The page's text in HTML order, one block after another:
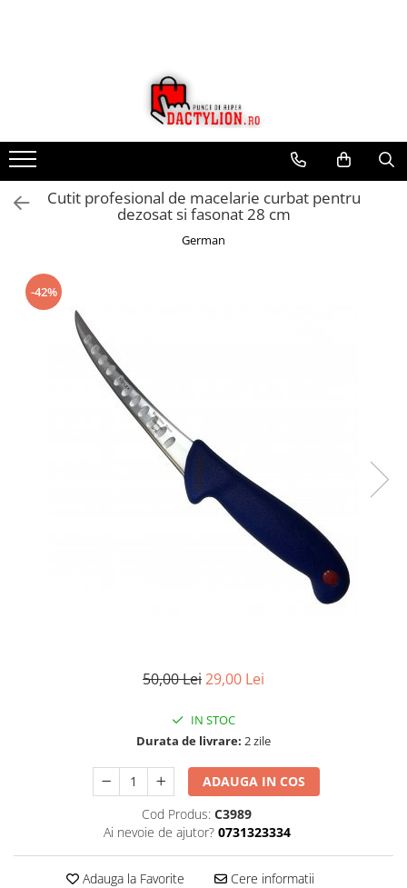
Cutit profesional de macelarie curbat pentru
dezosat si fasonat 28 cm
German
-42%
50,00 Lei29,00 Lei
IN STOC
Durata de livrare: 2 zile
ADAUGA IN COS
Cod Produs: C3989
Ai nevoie de ajutor? 0731323334
Adauga la Favorite Cere informatii